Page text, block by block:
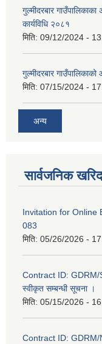
गुल्मीदरबार गाउँपालिकाका
कार्यविधि २०८१
मिति: 09/12/2024 -
गुल्मीदरबार
मिति: 07/15/2024 -
अन्य
सार्वजनिक
Invitation for Online
083
मिति: 05/26/2026 -
Contract ID: GDRM/
स्वीकृत सम्बन्धी सूचना ।
मिति: 05/15/2026 -
Contract ID: GDRM/